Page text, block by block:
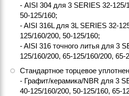
- AISI 304 для 3 SERIES 32-125/
50-125/160;
- AISI 316L для 3L SERIES 32-
125/160/200, 50-125/160;
- AISI 316 точного литья для 3
125/160/200, 65-125/160/200, 65-
Стандартное торцевое
- Графит/керамика/NBR для 3
40-125/160/200, 50-125/160, 65-